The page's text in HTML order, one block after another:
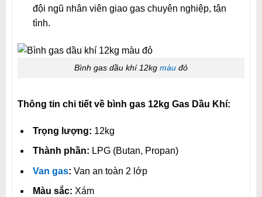
đội ngũ nhân viên giao gas chuyên nghiệp, tận
tình.
Bình gas dầu khí 12kg màu đỏ
Thông tin chi tiết về bình gas 12kg Gas Dầu Khí:
Trọng lượng: 12kg
Thành phần: LPG (Butan, Propan)
Van gas: Van an toàn 2 lớp
Màu sắc: Xám